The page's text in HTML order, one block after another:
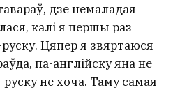
дзе немаладая
калі я першы раз
Цяпер я звяртаюся
па-англійску яна не
не хоча. Таму самая